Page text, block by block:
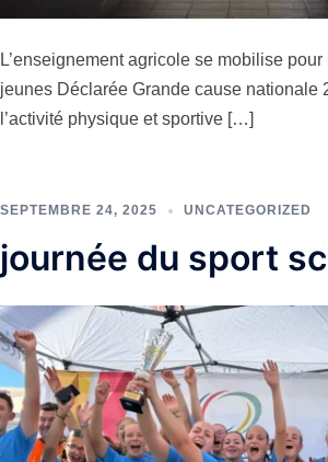
L’enseignement agricole se mobilise
jeunes Déclarée Grande cause nationale
l’activité physique et sportive […]
SEPTEMBRE 24, 2025 UNCATEGORIZED
journée du sport